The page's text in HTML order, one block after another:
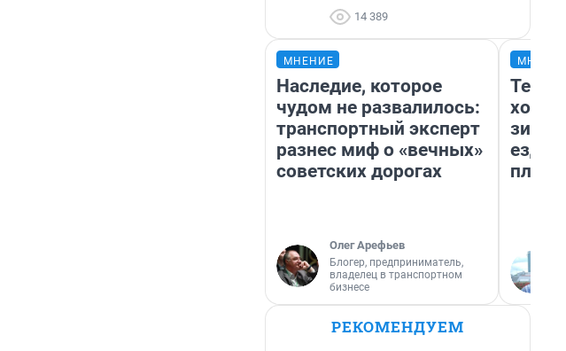
14 389
МНЕНИЕ
Наследие, которое
чудом не развалилось:
транспортный эксперт
разнес миф о «вечных»
советских дорогах
Олег Арефьев
Блогер, предприниматель,
владелец в транспортном
бизнесе
ездит
РЕКОМЕНДУЕМ